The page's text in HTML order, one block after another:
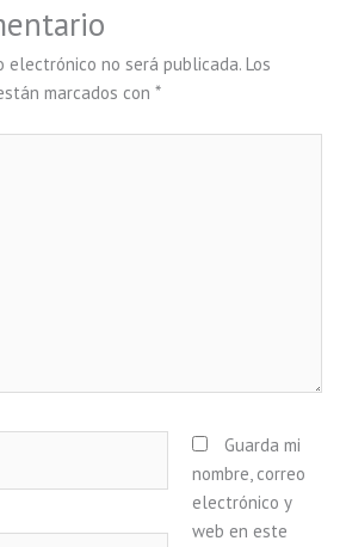
electrónico no será publicada. Los
marcados con *
Guarda mi
nombre, correo
electrónico y
web en este